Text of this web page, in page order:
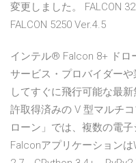
変更しました。 FALCON
FALCON 5250 Ver.4.5
インテル® Falcon 8+ ドロ
サービス・プロバイダー
してすぐに飛行可能な最
許取得済みの V 型マルチ
ローン」では、複数の電
Falconアプリケーション